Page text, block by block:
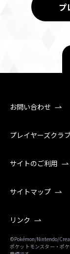
プ
お問い合わせ
プレイヤーズクラ
サイトのご利用
サイトマップ
リンク
©Pokémon/Nintendo/
ポケットモンスター・ポ